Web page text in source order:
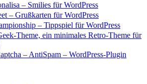
– Smilies für WordPress
– Grußkarten für WordPress
– Tippspiel für WordPress
Theme, ein minimales Retro-Theme für
– AntiSpam – WordPress-Plugin